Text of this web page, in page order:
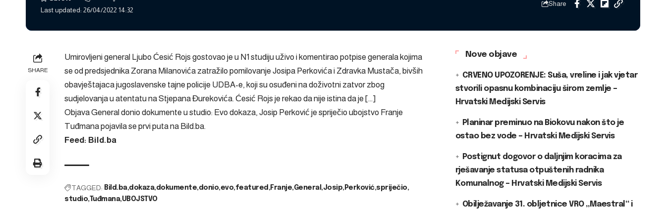
Last updated: 26/04/2022 14:32
Share
SHARE
Umirovljeni general Ljubo Ćesić Rojs gostovao je u N1 studiju uživo i komentirao potpise generala kojima
se od predsjednika Zorana Milanovića zatražilo pomilovanje Josipa Perkovića i Zdravka Mustača, bivših
obavještajaca jugoslavenske tajne policije UDBA-e, koji su osuđeni na doživotni zatvor zbog
sudjelovanja u atentatu na Stjepana Đurekovića. Ćesić Rojs je rekao da nije istina da je […]
ObjavaGeneral donio dokumente u studio: Evo dokaza, Josip Perković je spriječio ubojstvo Franje
Tuđmanapojavila se prvi puta na Bild.ba.
Feed: Bild.ba
TAGGED: Bild.ba dokaza dokumente donio evo featured Franje General Josip Perković spriječio
studio Tuđmana UBOJSTVO
Nove objave
CRVENO UPOZORENJE: Suša, vreline i jak vjetar
stvorili opasnu kombinaciju širom zemlje –
Hrvatski Medijski Servis
Planinar preminuo na Biokovu nakon što je
ostao bez vode – Hrvatski Medijski Servis
Postignut dogovor o daljnjim koracima za
rješavanje statusa otpuštenih radnika
Komunalnog – Hrvatski Medijski Servis
Obilježavanje 31. obljetnice VRO „Maestral“ i